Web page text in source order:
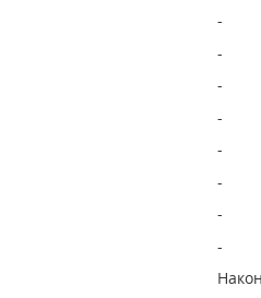
-
-
-
-
-
-
-
-